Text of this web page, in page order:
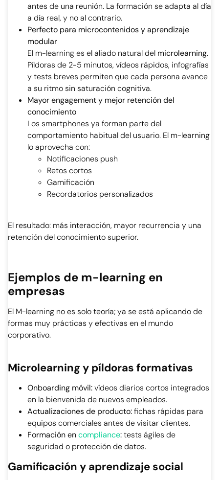
antes de una reunión. La formación se adapta al día
a día real, y no al contrario.
Perfecto para microcontenidos y aprendizaje
modular
El m-learning es el aliado natural del microlearning.
Píldoras de 2-5 minutos, vídeos rápidos, infografías
y tests breves permiten que cada persona avance
a su ritmo sin saturación cognitiva.
Mayor engagement y mejor retención del
conocimiento
Los smartphones ya forman parte del
comportamiento habitual del usuario. El m-learning
lo aprovecha con:
Notificaciones push
Retos cortos
Gamificación
Recordatorios personalizados
El resultado: más interacción, mayor recurrencia y una
retención del conocimiento superior.
Ejemplos de m-learning en
empresas
El M-learning no es solo teoría; ya se está aplicando de
formas muy prácticas y efectivas en el mundo
corporativo.
Microlearning y píldoras formativas
Onboarding móvil:vídeos diarios cortos integrados
en la bienvenida de nuevos empleados.
Actualizaciones de producto:fichas rápidas para
equipos comerciales antes de visitar clientes.
Formación encompliance:tests ágiles de
seguridad o protección de datos.
Gamificación y aprendizaje social